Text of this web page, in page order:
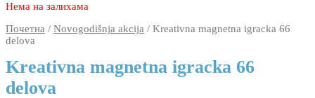
Нема на залихама
Почетна / Novogodišnja akcija / Kreativna magnetna igracka 66
delova
Kreativna magnetna igracka 66
delova